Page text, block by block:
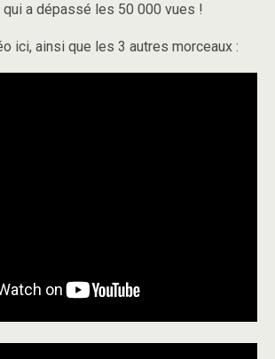
a dépassé les 50 000 vues !
ici, ainsi que les 3 autres morceaux :